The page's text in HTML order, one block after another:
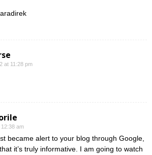
at 11:28 pm
am
became alert to your blog through Google,
it’s truly informative. I am going to watch